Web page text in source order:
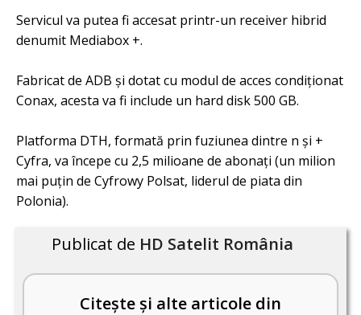
Servicul va putea fi accesat printr-un receiver hibrid
denumit Mediabox +.
Fabricat de ADB și dotat cu modul de acces condiționat
Conax, acesta va fi include un hard disk 500 GB.
Platforma DTH, formată prin fuziunea dintre n și +
Cyfra, va începe cu 2,5 milioane de abonați (un milion
mai puțin de Cyfrowy Polsat, liderul de piata din
Polonia).
Publicat de HD Satelit România
Citește și alte articole din